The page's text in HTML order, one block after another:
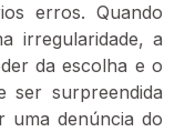
erros. Quando
irregularidade, a
da escolha e o
ser surpreendida
uma denúncia do